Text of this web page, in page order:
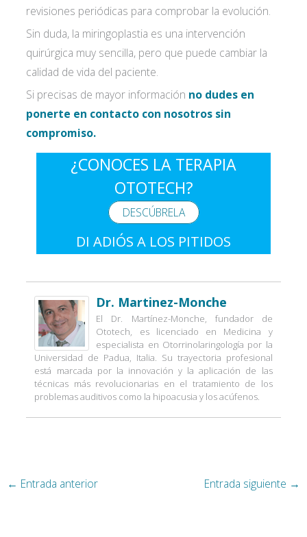
revisiones periódicas para comprobar la evolución.
Sin duda, la miringoplastia es una intervención
quirúrgica muy sencilla, pero que puede cambiar la
calidad de vida del paciente.
Si precisas de mayor información no dudes en
ponerte en contacto con nosotros sin
compromiso.
¿CONOCES LA TERAPIA
OTOTECH?
DESCÚBRELA
DI ADIÓS A LOS PITIDOS
Dr. Martinez-Monche
El Dr. Martínez-Monche, fundador de
Ototech, es licenciado en Medicina y
especialista en Otorrinolaringología por la
Universidad de Padua, Italia. Su trayectoria profesional
está marcada por la innovación y la aplicación de las
técnicas más revolucionarias en el tratamiento de los
problemas auditivos como la hipoacusia y los acúfenos.
← Entrada anterior Entrada siguiente →